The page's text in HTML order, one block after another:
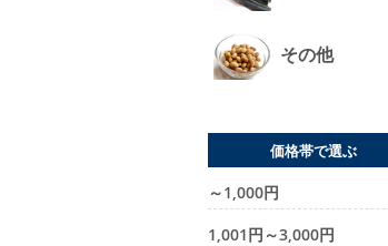
その他
価格帯で選ぶ
～1,000円
1,001円～3,000円